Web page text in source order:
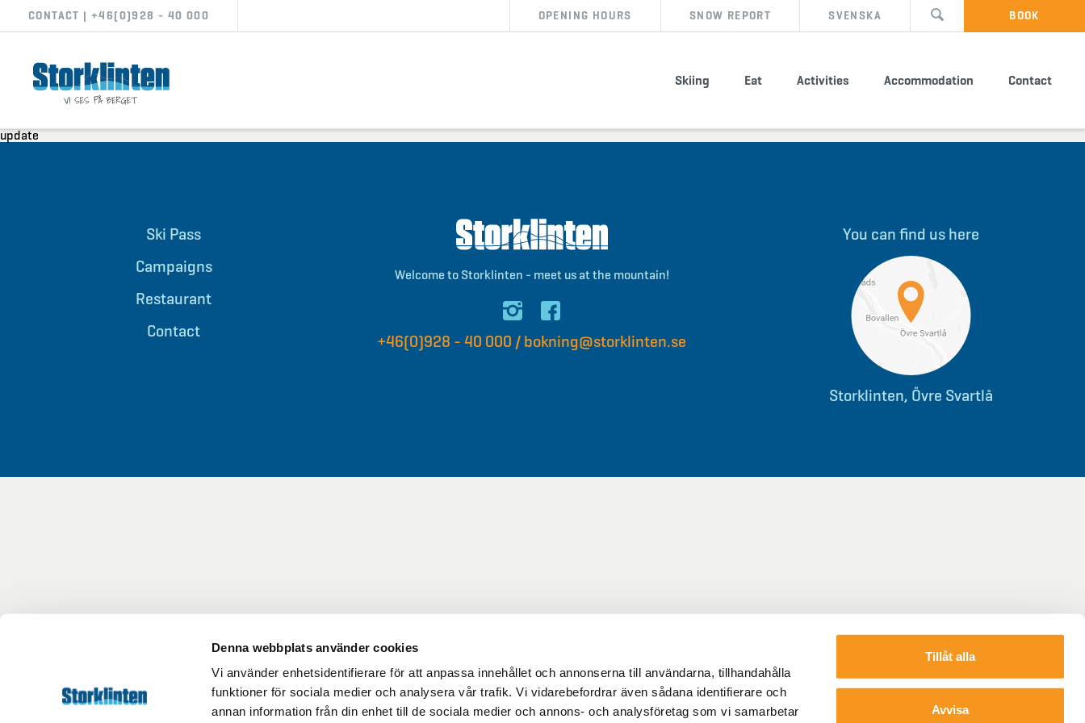
Denna webbplats använder cookies
Vi använder enhetsidentifierare för att anpassa innehållet och annonserna till användarna, tillhandahålla
funktioner för sociala medier och analysera vår trafik. Vi vidarebefordrar även sådana identifierare och
annan information från din enhet till de sociala medier och annons- och analysföretag som vi samarbetar
Tillåt alla
Avvisa
CONTACT | +46(0)928 - 40 000 OPENING HOURS SNOW REPORT SVENSKA BOOK
Skiing Eat Activities Accommodation Contact
update
Ski Pass
Campaigns
Restaurant
Contact
Welcome to Storklinten - meet us at the mountain!
+46(0)928 - 40 000 / bokning@storklinten.se
You can find us here
Storklinten, Övre Svartlå